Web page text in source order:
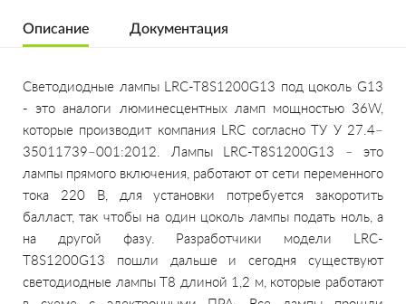
Описание Документация
Светодиодные лампы LRC-T8S1200G13 под цоколь G13
- это аналоги люминесцентных ламп мощностью 36W,
которые производит компания LRC согласно ТУ У 27.4–
35011739–001:2012. Лампы LRC-T8S1200G13 – это
лампы прямого включения, работают от сети переменного
тока 220 В, для установки потребуется закоротить
балласт, так чтобы на один цоколь лампы подать ноль, а
на другой фазу.
Разработчики модели LRC-
T8S1200G13 пошли дальше и сегодня существуют
светодиодные лампы Т8 длиной 1,2 м, которые работают